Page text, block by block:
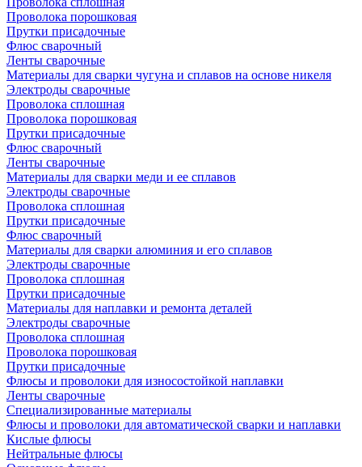
Проволока порошковая
Прутки присадочные
Флюс сварочный
Ленты сварочные
Материалы для сварки чугуна и сплавов на основе никеля
Электроды сварочные
Проволока сплошная
Проволока порошковая
Прутки присадочные
Флюс сварочный
Ленты сварочные
Материалы для сварки меди и ее сплавов
Электроды сварочные
Проволока сплошная
Прутки присадочные
Флюс сварочный
Материалы для сварки алюминия и его сплавов
Электроды сварочные
Проволока сплошная
Прутки присадочные
Материалы для наплавки и ремонта деталей
Электроды сварочные
Проволока сплошная
Проволока порошковая
Прутки присадочные
Флюсы и проволоки для износостойкой наплавки
Ленты сварочные
Специализированные материалы
Флюсы и проволоки для автоматической сварки и наплавки
Кислые флюсы
Нейтральные флюсы